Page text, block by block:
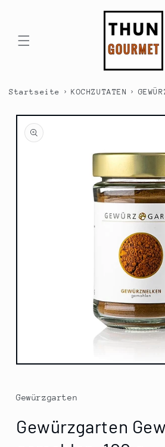
Startseite › KOCHZUTATEN ›
Medien
Modal
öffnen
Gewürzgarten
Gewürzgarten